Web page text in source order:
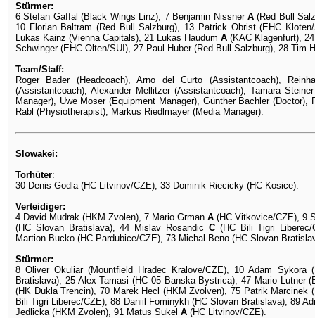
Stürmer:
6 Stefan Gaffal (Black Wings Linz), 7 Benjamin Nissner A (Red Bull
10 Florian Baltram (Red Bull Salzburg), 13 Patrick Obrist (EHC
Lukas Kainz (Vienna Capitals), 21 Lukas Haudum A (KAC Klagenfurt),
Schwinger (EHC Olten/SUI), 27 Paul Huber (Red Bull Salzburg), 28 Tim
Team/Staff:
Roger Bader (Headcoach), Arno del Curto (Assistantcoach),
(Assistantcoach), Alexander Mellitzer (Assistantcoach), Tamara
Manager), Uwe Moser (Equipment Manager), Günther Bachler
Rabl (Physiotherapist), Markus Riedlmayer (Media Manager).
Slowakei:
Torhüter:
30 Denis Godla (HC Litvinov/CZE), 33 Dominik Riecicky (HC Kosice).
Verteidiger:
4 David Mudrak (HKM Zvolen), 7 Mario Grman A (HC Vitkovice/CZE), 9
(HC Slovan Bratislava), 44 Mislav Rosandic C(HC Bili Tigri Liberec/
Martion Bucko (HC Pardubice/CZE), 73 Michal Beno (HC Slovan
Stürmer:
8 Oliver Okuliar (Mountfield Hradec Kralove/CZE), 10 Adam
Bratislava), 25 Alex Tamasi (HC 05 Banska Bystrica), 47 Mario Lutner
(HK Dukla Trencin), 70 Marek Hecl (HKM Zvolven), 75 Patrik Marcinek
Bili Tigri Liberec/CZE), 88 Daniil Fominykh (HC Slovan Bratislava), 89
Jedlicka (HKM Zvolen), 91 Matus Sukel A (HC Litvinov/CZE).